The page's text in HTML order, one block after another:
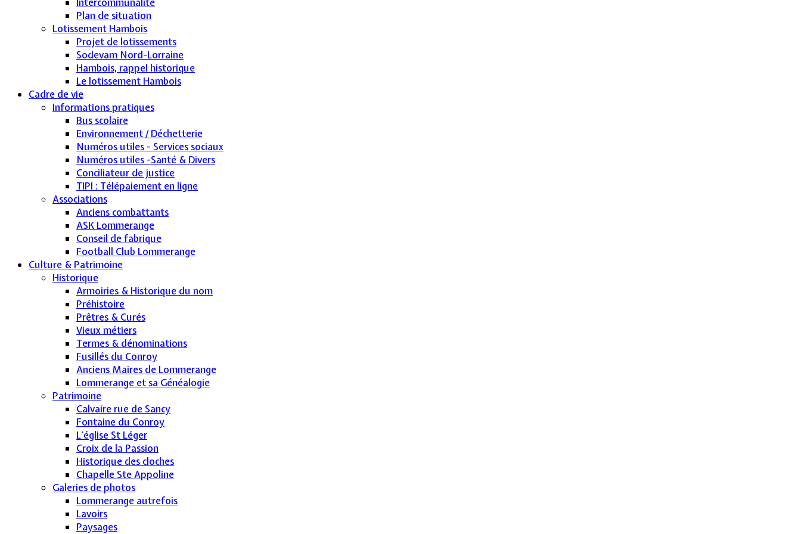
Plan de situation
Lotissement Hambois
Projet de lotissements
Sodevam Nord-Lorraine
Hambois, rappel historique
Le lotissement Hambois
Cadre de vie
Informations pratiques
Bus scolaire
Environnement / Déchetterie
Numéros utiles - Services sociaux
Numéros utiles -Santé & Divers
Conciliateur de justice
TIPI : Télépaiement en ligne
Associations
Anciens combattants
ASK Lommerange
Conseil de fabrique
Football Club Lommerange
Culture & Patrimoine
Historique
Armoiries & Historique du nom
Préhistoire
Prêtres & Curés
Vieux métiers
Termes & dénominations
Fusillés du Conroy
Anciens Maires de Lommerange
Lommerange et sa Généalogie
Patrimoine
Calvaire rue de Sancy
Fontaine du Conroy
L'église St Léger
Croix de la Passion
Historique des cloches
Chapelle Ste Appoline
Galeries de photos
Lommerange autrefois
Lavoirs
Paysages